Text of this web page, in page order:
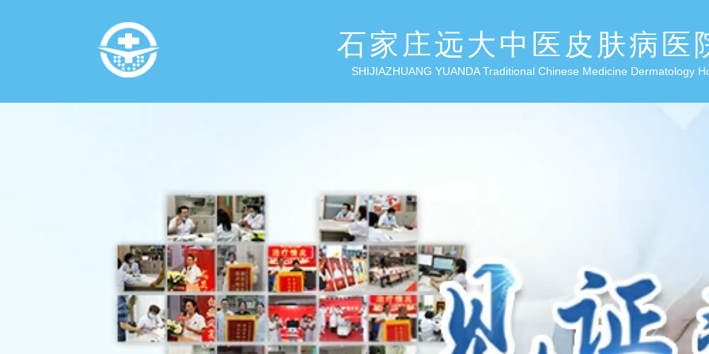
石家庄远大中医皮肤病医
SHIJIAZHUANG YUANDA Traditional Chinese Medicine Dermatology